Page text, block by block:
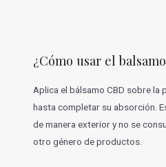
¿Cómo usar el
Aplica el bálsamo CBD sobre la
hasta completar su absorción.
de manera exterior y no se
otro género de productos.